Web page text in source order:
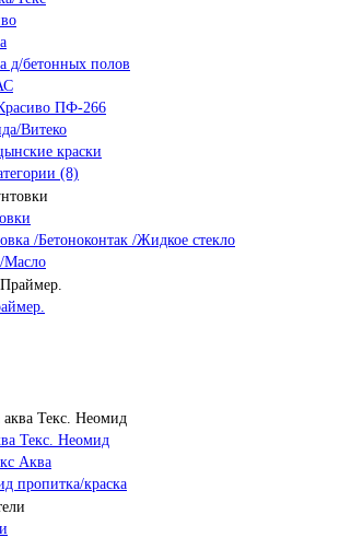
д/бетонных полов
ПФ-266
Витеко
краски
(8)
/Бетоноконтак /Жидкое стекло
Масло
Текс. Неомид
Аква
пропитка/краска